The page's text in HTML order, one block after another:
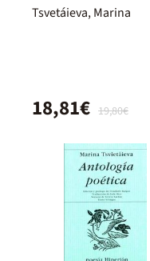
Tsvetáieva, Marina
19,80€
18,81€